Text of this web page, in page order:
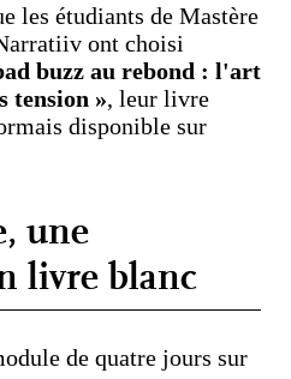
les étudiants de Mastère
ont choisi
buzz au rebond : l'art
tension », leur livre
disponible sur
une
livre blanc
de quatre jours sur